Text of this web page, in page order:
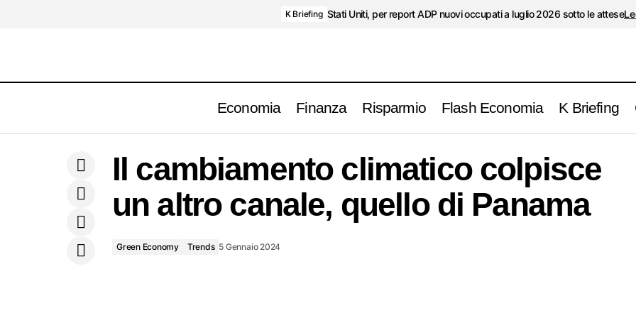
K Briefing Stati Uniti, per report ADP nuovi occupati a luglio 2026 sotto le attese
Economia Finanza Risparmio Flash Economia K Briefing
obbligazioni?
Il cambiamento climatico colpisce un altro canale,
Il cambiamento climatico colpisce
un altro canale, quello di Panama
Green Economy Trends 5 Gennaio 2024